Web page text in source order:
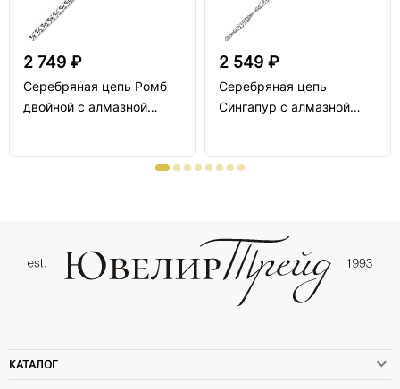
2 749 ₽
Серебряная цепь Ромб
двойной с алмазной
2 549 ₽
Серебряная цепь
Сингапур с алмазной
КАТАЛОГ